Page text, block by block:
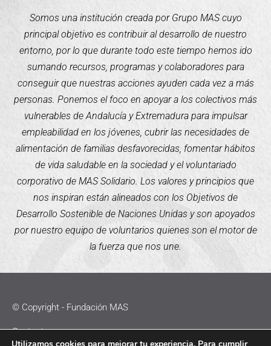
Somos una institución creada por Grupo MAS cuyo
principal objetivo es contribuir al desarrollo de nuestro
entorno, por lo que durante todo este tiempo hemos ido
sumando recursos, programas y colaboradores para
conseguir que nuestras acciones ayuden cada vez a más
personas. Ponemos el foco en apoyar a los colectivos más
vulnerables de Andalucía y Extremadura para impulsar
empleabilidad en los jóvenes, cubrir las necesidades de
alimentación de familias desfavorecidas, fomentar hábitos
de vida saludable en la sociedad y el voluntariado
corporativo de MAS Solidario. Los valores y principios que
nos inspiran están alineados con los Objetivos de
Desarrollo Sostenible de Naciones Unidas y son apoyados
por nuestro equipo de voluntarios quienes son el motor de
la fuerza que nos une.
© Copyright - Fundación MAS
Contacto